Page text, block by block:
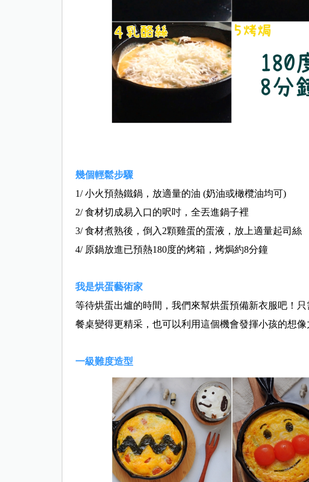
幾個輕鬆步驟
1/ 小火預熱鐵鍋，放適量的油 (奶油或橄欖油均可)
2/ 食材切成易入口的呎吋，全丟進鍋子裡
3/ 食材煮熟後，倒入2顆雞蛋的蛋液，放上適量起司絲
4/ 原鍋放進已預熱180度的烤箱，烤焗約8分鐘
我是烘蛋藝術家
等待烘蛋出爐的時間，我們來幫烘蛋預備新衣服吧！
餐桌變得更精采，也可以利用這個機會發揮小孩的想像
一級難度造型